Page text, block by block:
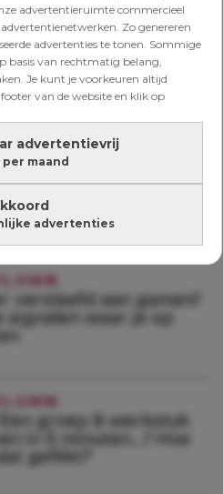
advertentieruimte commercieel
Zo genereren
advertenties te tonen. Sommige
basis van rechtmatig belang,
Je kunt je voorkeuren altijd
van de website en klik op
advertentievrij
per maand
advertenties
na de vakantie: tips
voor een frisse
mijn kind zijn voor
Experts geven
verslaafd aan gamen?
signalen waar je op
groep 8 werkstuk
in 5 minuten…? Hoe
geflikt?’